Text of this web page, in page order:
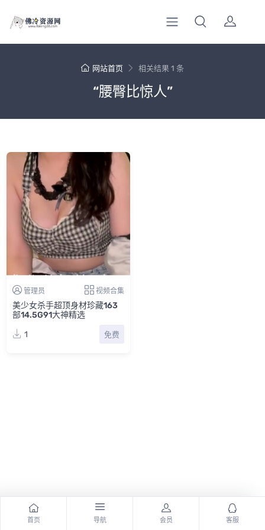
网站首页 相关结果 1 条
“腰臀比惊人”
管理员 视频合集
美少女杀手超顶身材珍藏163
部14.5G91大神精选
1
免费
首页 导航 会员 客服